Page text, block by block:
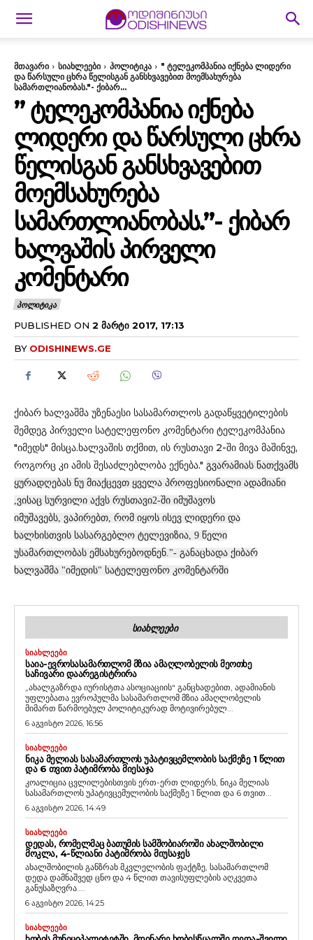
მთავარი სიახლეები პოლიტიკა
" ტელეკომპანია იქნება ლიდერი
და წარსული ცხრა წელისგან განსხვავებით მოემსახურება
სამართლიანობას."- ქიბარ...
” ᲢᲔᲚᲔᲙᲝᲛᲞᲐᲜᲘᲐ ᲘᲥᲜᲔᲑᲐ
ᲚᲘᲓᲔᲠᲘ ᲓᲐ ᲬᲐᲠᲡᲣᲚᲘ ᲪᲮᲠᲐ
ᲬᲔᲚᲘᲡᲒᲐᲜ ᲒᲐᲜᲡᲮᲕᲐᲕᲔᲑᲘᲗ
ᲛᲝᲔᲛᲡᲐᲮᲣᲠᲔᲑᲐ
ᲡᲐᲛᲐᲠᲗᲚᲘᲐᲜᲝᲑᲐᲡ.”- ᲥᲘᲑᲐᲠ
ᲮᲐᲚᲕᲐᲨᲘᲡ ᲞᲘᲠᲕᲔᲚᲘ
ᲙᲝᲛᲔᲜᲢᲐᲠᲘ
ᲞᲝᲚᲘᲢᲘᲙᲐ
PUBLISHED ON 2 ᲛᲐᲠᲢᲘ 2017, 17:13
BY ODISHINEWS.GE
ქიბარ ხალვაშმა უზენაესი სასამართლოს გადაწყვეტილების
შემდეგ პირველი სატელეფონო კომენტარი ტელეკომპანია
"იმედს" მისცა.ხალვაშის თქმით, ის რუსთავი 2-ში მივა მაშინვე,
როგორც კი ამის შესაძლებლობა ექნება." გვარამიას ნათქვამს
ყურადღებას ნუ მიაქცევთ ყველა პროფესიონალი ადამიანი
,ვისაც სურვილი აქვს რუსთავი2-ში იმუშავოს
იმუშავებს, ვაპირებთ, რომ იყოს ისევ ლიდერი და
ხალხისთვის სასარგებლო ტელევიზია, 9 წელი
უსამართლობას ემსახურებოდნენ."- განაცხადა ქიბარ
ხალვაშმა "იმედის" სატელეფონო კომენტარში
ᲡᲘᲐᲮᲚᲔᲔᲑᲘ
ᲡᲘᲐᲮᲚᲔᲔᲑᲘ
ᲡᲐᲘᲐ-ᲔᲕᲠᲝᲡᲐᲡᲐᲛᲐᲠᲗᲚᲝᲛ ᲛᲖᲘᲐ ᲐᲛᲐᲦᲚᲝᲑᲔᲚᲘᲡ ᲛᲔᲝᲗᲮᲔ
ᲡᲐᲩᲘᲕᲐᲠᲘ ᲓᲐᲐᲠᲔᲒᲘᲡᲢᲠᲘᲠᲐ
„ახალგაზრდა იურისტთა ასოციაციის“ განცხადებით, ადამიანის
უფლებათა ევროპულმა სასამართლომ მზია ამაღლობელის
მიმართ წარმოებულ პოლიტიკურად მოტივირებულ...
6 აგვისტო 2026, 16:56
ᲡᲘᲐᲮᲚᲔᲔᲑᲘ
ᲜᲘᲙᲐ ᲛᲔᲚᲘᲐᲡ ᲡᲐᲡᲐᲛᲐᲠᲗᲚᲝᲡ ᲣᲞᲐᲢᲘᲕᲪᲔᲛᲚᲝᲑᲘᲡ ᲡᲐᲥᲛᲔᲖᲔ 1 ᲬᲚᲘᲗ
ᲓᲐ 6 ᲗᲕᲘᲗ ᲞᲐᲢᲘᲛᲠᲝᲑᲐ ᲛᲘᲔᲡᲐᲯᲐ
კოალიცია ცვლილებისთვის ერთ-ერთ ლიდერს, ნიკა მელიას
სასამართლოს უპატივცემულობის საქმეზე 1 წლით და 6 თვით...
6 აგვისტო 2026, 14:49
ᲡᲘᲐᲮᲚᲔᲔᲑᲘ
ᲓᲔᲓᲐᲡ, ᲠᲝᲛᲔᲚᲛᲐᲪ ᲑᲐᲗᲣᲛᲘᲡ ᲡᲐᲛᲨᲝᲑᲘᲐᲠᲝᲨᲘ ᲐᲮᲐᲚᲨᲝᲑᲘᲚᲘ
ᲛᲝᲙᲚᲐ, 4-ᲬᲚᲘᲐᲜᲘ ᲞᲐᲢᲘᲛᲠᲝᲑᲐ ᲛᲘᲣᲡᲐᲯᲔᲡ
ახალშობილის განზრახ მკვლელობის ფაქტზე, სასამართლომ
დედა დამნაშვედ ცნო და 4 წლით თავისუფლების აღკვეთა
განუსაზღვრა....
6 აგვისტო 2026, 14:25
ᲡᲘᲐᲮᲚᲔᲔᲑᲘ